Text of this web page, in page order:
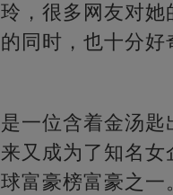
，很多网友对她
同时，也十分好
一位含着金汤匙
又成为了知名女
富豪榜富豪之一